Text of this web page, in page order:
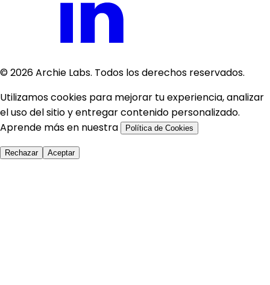
©2026Archie Labs. Todos los derechos reservados.
Utilizamos cookies para mejorar tu experiencia, analizar
el uso del sitio y entregar contenido personalizado.
Aprende más en nuestra
Política de Cookies
Rechazar Aceptar